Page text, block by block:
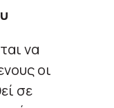
να
οι
σε